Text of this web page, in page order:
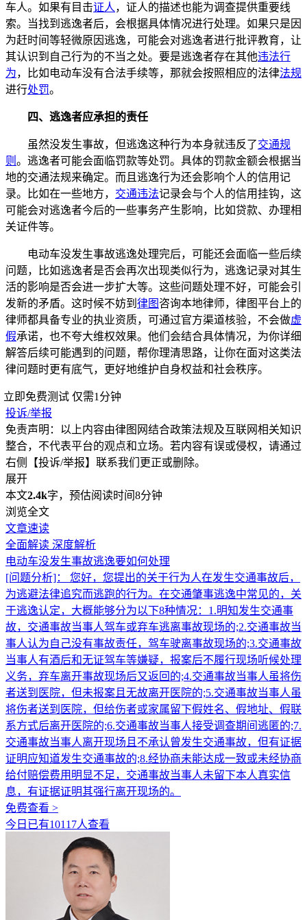
车人。如果有目击证人 ，证人的描述也能为调查提供重要线
索。当找到逃逸者后，会根据具体情况进行处理。如果只是因
为赶时间等轻微原因逃逸，可能会对逃逸者进行批评教育，让
其认识到自己行为的不当之处。要是逃逸者存在其他违法行
为，比如电动车没有合法手续等，那就会按照相应的法律法规
进行处罚。
四、逃逸者应承担的责任
虽然没发生事故，但逃逸这种行为本身就违反了交通规
则 。逃逸者可能会面临罚款等处罚。具体的罚款金额会根据当
地的交通法规来确定。而且逃逸行为还会影响个人的信用记
录。比如在一些地方， 交通违法记录会与个人的信用挂钩，这
可能会对逃逸者今后的一些事务产生影响，比如贷款、办理相
关证件等。
电动车没发生事故逃逸处理完后，可能还会面临一些后续
问题，比如逃逸者是否会再次出现类似行为，逃逸记录对其生
活的影响是否会进一步扩大等。这些问题处理不好，可能会引
发新的矛盾。这时候不妨到 律图 咨询本地律师，律图平台上的
律师都具备专业的执业资质，可通过官方渠道核验，不会做虚
假承诺，也不夸大维权效果。他们会结合具体情况，为你详细
解答后续可能遇到的问题，帮你理清思路，让你在面对这类法
律问题时更有底气，更好地维护自身权益和社会秩序。
立即免费测试 仅需1分钟
投诉/举报
免责声明：以上内容由律图网结合政策法规及互联网相关知识
整合，不代表平台的观点和立场。若内容有误或侵权，请通过
右侧【投诉/举报】联系我们更正或删除。
展开
本文2.4k字，预估阅读时间8分钟
浏览全文
文章速读
全面解读 深度解析
电动车没发生事故逃逸要如何处理
[问题分析]：
您好，您提出的关于行为人在发生交通事故后，
为逃避法律追究而逃跑的行为。在交通肇事逃逸中常见的，关
于逃逸认定，大概能够分为以下8种情况：1.明知发生交通事
故，交通事故当事人驾车或弃车逃离事故现场的;2.交通事故当
事人认为自己没有事故责任，驾车驶离事故现场的;3.交通事故
当事人有酒后和无证驾车等嫌疑，报案后不履行现场听候处理
义务，弃车离开事故现场后又返回的;4.交通事故当事人虽将伤
者送到医院，但未报案且无故离开医院的;5.交通事故当事人虽
将伤者送到医院，但给伤者或家属留下假姓名、假地址、假联
系方式后离开医院的;6.交通事故当事人接受调查期间逃匿的;7.
交通事故当事人离开现场且不承认曾发生交通事故，但有证据
证明应知道发生交通事故的;8.经协商未能达成一致或未经协商
给付赔偿费用明显不足，交通事故当事人未留下本人真实信
息，有证据证明其强行离开现场的。
免费查看 >
今日已有10117人查看